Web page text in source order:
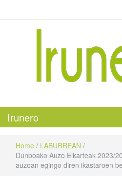
Irunero
Home / LABURREAN /
Dunboako Auzo Elkarteak 2023/
auzoan egingo diren ikastaroen